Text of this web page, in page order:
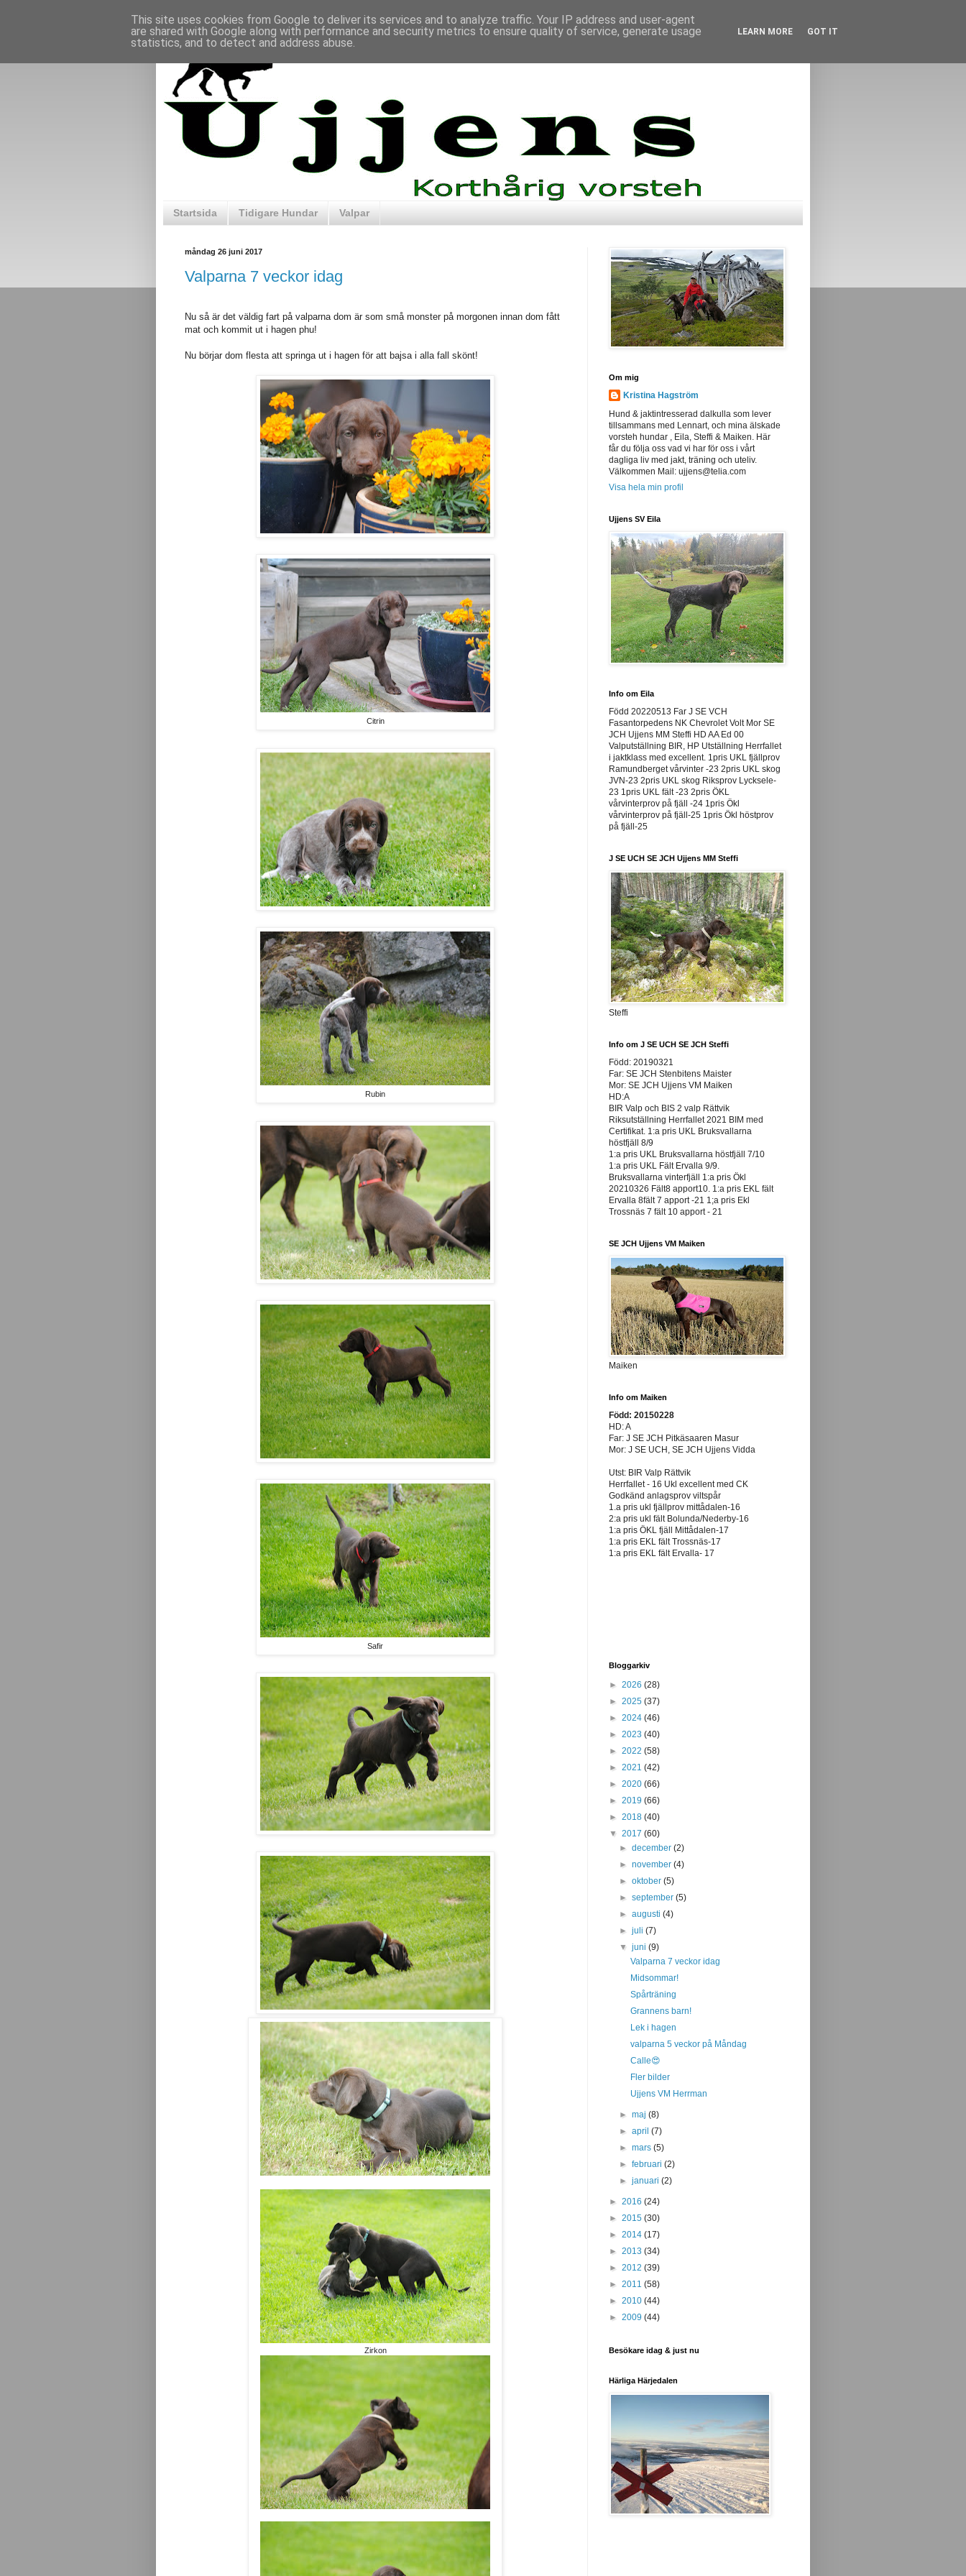
Startsida Tidigare Hundar Valpar
måndag 26 juni 2017
Valparna 7 veckor idag
Nu så är det väldig fart på valparna dom är som små monster på morgonen innan dom fått
mat och kommit ut i hagen phu!
Nu börjar dom flesta att springa ut i hagen för att bajsa i alla fall skönt!
Citrin
Rubin
Safir
Zirkon
Om mig
Kristina Hagström
Hund & jaktintresserad dalkulla som lever
tillsammans med Lennart, och mina älskade
vorsteh hundar , Eila, Steffi & Maiken. Här
får du följa oss vad vi har för oss i vårt
dagliga liv med jakt, träning och uteliv.
Välkommen Mail: ujjens@telia.com
Visa hela min profil
Ujjens SV Eila
Info om Eila
Född 20220513 Far J SE VCH
Fasantorpedens NK Chevrolet Volt Mor SE
JCH Ujjens MM Steffi HD AA Ed 00
Valputställning BIR, HP Utställning Herrfallet
i jaktklass med excellent. 1pris UKL fjällprov
Ramundberget vårvinter -23 2pris UKL skog
JVN-23 2pris UKL skog Riksprov Lycksele-
23 1pris UKL fält -23 2pris ÖKL
vårvinterprov på fjäll -24 1pris Ökl
vårvinterprov på fjäll-25 1pris Ökl höstprov
på fjäll-25
J SE UCH SE JCH Ujjens MM Steffi
Steffi
Info om J SE UCH SE JCH Steffi
Född: 20190321
Far: SE JCH Stenbitens Maister
Mor: SE JCH Ujjens VM Maiken
HD:A
BIR Valp och BIS 2 valp Rättvik
Riksutställning Herrfallet 2021 BIM med
Certifikat. 1:a pris UKL Bruksvallarna
höstfjäll 8/9
1:a pris UKL Bruksvallarna höstfjäll 7/10
1:a pris UKL Fält Ervalla 9/9.
Bruksvallarna vinterfjäll 1:a pris Ökl
20210326 Fält8 apport10. 1:a pris EKL fält
Ervalla 8fält 7 apport -21 1;a pris Ekl
Trossnäs 7 fält 10 apport - 21
SE JCH Ujjens VM Maiken
Maiken
Info om Maiken
Född: 20150228
HD: A
Far: J SE JCH Pitkäsaaren Masur
Mor: J SE UCH, SE JCH Ujjens Vidda
Utst: BIR Valp Rättvik
Herrfallet - 16 Ukl excellent med CK
Godkänd anlagsprov viltspår
1.a pris ukl fjällprov mittådalen-16
2:a pris ukl fält Bolunda/Nederby-16
1:a pris ÖKL fjäll Mittådalen-17
1:a pris EKL fält Trossnäs-17
1:a pris EKL fält Ervalla- 17
Bloggarkiv
► 2026 (28)
► 2025 (37)
► 2024 (46)
► 2023 (40)
► 2022 (58)
► 2021 (42)
► 2020 (66)
► 2019 (66)
► 2018 (40)
▼ 2017 (60)
►december(2)
►november(4)
►oktober(5)
►september(5)
►augusti(4)
►juli(7)
▼juni(9)
Valparna 7 veckor idag
Midsommar!
Spårträning
Grannens barn!
Lek i hagen
valparna 5 veckor på Måndag
Calle😍
Fler bilder
Ujjens VM Herrman
►maj(8)
►april(7)
►mars(5)
►februari(2)
►januari(2)
► 2016 (24)
► 2015 (30)
► 2014 (17)
► 2013 (34)
► 2012 (39)
► 2011 (58)
► 2010 (44)
► 2009 (44)
Besökare idag & just nu
Härliga Härjedalen
This site uses cookies from Google to deliver its services and to analyze traffic. Your IP address and user-agent
are shared with Google along with performance and security metrics to ensure quality of service, generate usage
statistics, and to detect and address abuse.
LEARN MORE GOT IT